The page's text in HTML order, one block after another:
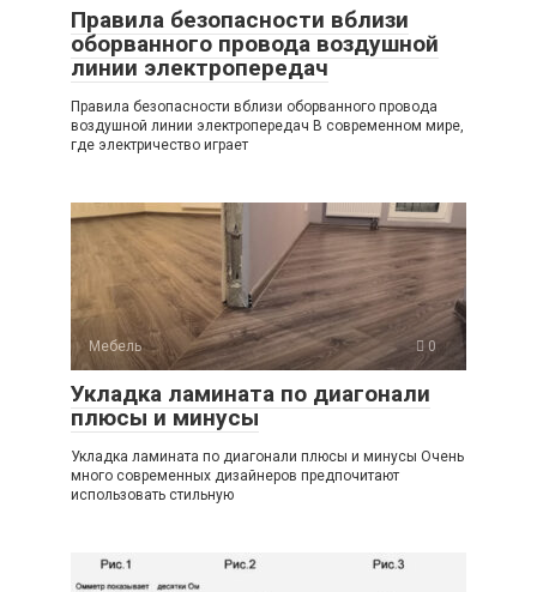
Правила безопасности вблизи
оборванного провода воздушной
линии электропередач
Правила безопасности вблизи оборванного провода
воздушной линии электропередач В современном мире,
где электричество играет
Мебель 0
Укладка ламината по диагонали
плюсы и минусы
Укладка ламината по диагонали плюсы и минусы Очень
много современных дизайнеров предпочитают
использовать стильную